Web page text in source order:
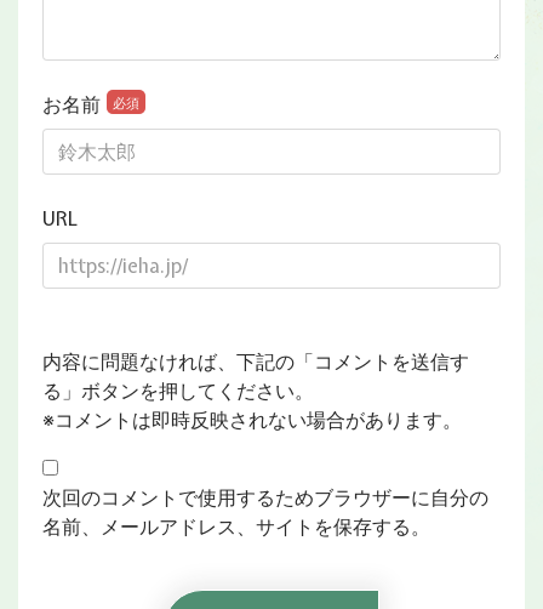
お名前 必須
URL
内容に問題なければ、下記の「コメントを送信す
る」ボタンを押してください。
※コメントは即時反映されない場合があります。
次回のコメントで使用するためブラウザーに自分の
名前、メールアドレス、サイトを保存する。